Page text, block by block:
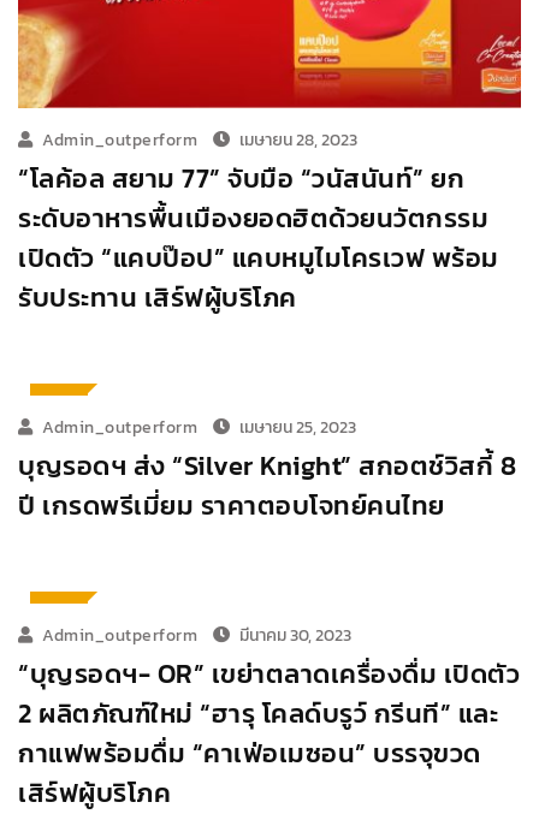
Admin_outperform เมษายน 28, 2023
“โลค้อล สยาม 77” จับมือ “วนัสนันท์” ยก
ระดับอาหารพื้นเมืองยอดฮิตด้วยนวัตกรรม
เปิดตัว “แคบป๊อป” แคบหมูไมโครเวฟ พร้อม
รับประทาน เสิร์ฟผู้บริโภค
ตลาด
Admin_outperform เมษายน 25, 2023
บุญรอดฯ ส่ง “Silver Knight” สกอตช์วิสกี้ 8
ปี เกรดพรีเมี่ยม ราคาตอบโจทย์คนไทย
ตลาด
Admin_outperform มีนาคม 30, 2023
“บุญรอดฯ- OR” เขย่าตลาดเครื่องดื่ม เปิดตัว
2 ผลิตภัณฑ์ใหม่ “ฮารุ โคลด์บรูว์ กรีนที” และ
กาแฟพร้อมดื่ม “คาเฟ่อเมซอน” บรรจุขวด
เสิร์ฟผู้บริโภค